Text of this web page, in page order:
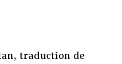
traduction de